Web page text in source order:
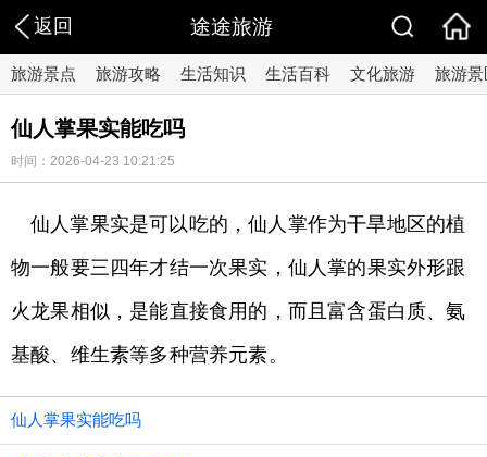
返回 途途旅游
旅游景点 旅游攻略 生活知识 生活百科 文化旅游 旅游景
仙人掌果实能吃吗
时间：2026-04-23 10:21:25
仙人掌果实是可以吃的，仙人掌作为干旱地区的植
物一般要三四年才结一次果实，仙人掌的果实外形跟
火龙果相似，是能直接食用的，而且富含蛋白质、氨
基酸、维生素等多种营养元素。
仙人掌果实能吃吗